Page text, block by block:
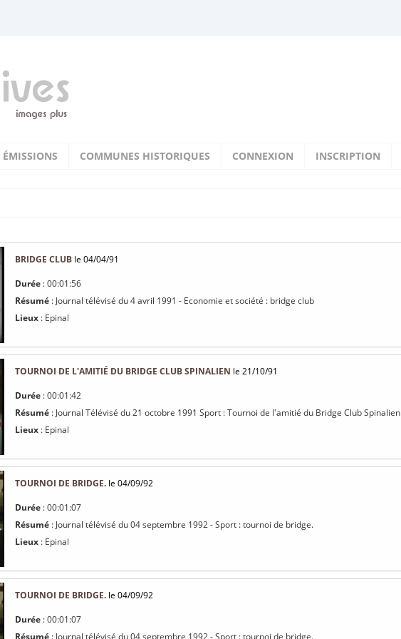
ÉMISSIONS COMMUNES HISTORIQUES CONNEXION INSCRIPTION
BRIDGE CLUB le 04/04/91
Durée : 00:01:56
Résumé : Journal télévisé du 4 avril 1991 - Economie et société : bridge club
Lieux : Epinal
TOURNOI DE L'AMITIÉ DU BRIDGE CLUB SPINALIEN le 21/10/91
Durée : 00:01:42
Résumé : Journal Télévisé du 21 octobre 1991 Sport : Tournoi de l'amitié du Bridge Club Spinalien
Lieux : Epinal
TOURNOI DE BRIDGE. le 04/09/92
Durée : 00:01:07
Résumé : Journal télévisé du 04 septembre 1992 - Sport : tournoi de bridge.
Lieux : Epinal
TOURNOI DE BRIDGE. le 04/09/92
Durée : 00:01:07
Résumé : Journal télévisé du 04 septembre 1992 - Sport : tournoi de bridge.